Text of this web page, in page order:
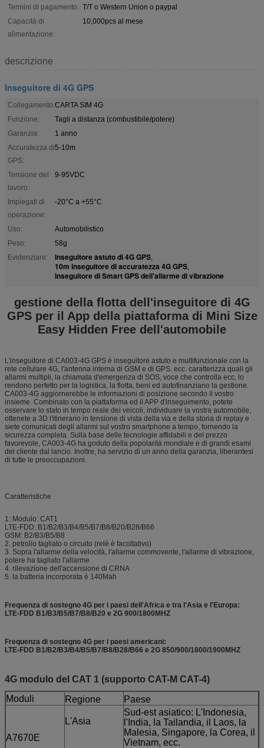
Termini di pagamento: T/T o Western Union o paypal
Capacità di
alimentazione:
10,000pcs al mese
descrizione
Inseguitore di 4G GPS
Collegamento:CARTA SIM 4G
Funzione:
Tagli a distanza (combustibile/potere)
Garanzia:
1 anno
Accuratezza di
GPS:
5-10m
Tensione del
lavoro:
9-95VDC
Impiegati di
operazione:
-20°C a +55°C
Uso:
Automobilistico
Peso:
58g
Evidenziare:
Inseguitore astuto di 4G GPS,
10m inseguitore di accuratezza 4G GPS,
Inseguitore di Smart GPS dell'allarme di vibrazione
gestione della flotta dell'inseguitore di 4G
GPS per il App della piattaforma di Mini Size
Easy Hidden Free dell'automobile
L'inseguitore di CA003-4G GPS è inseguitore astuto e multifunzionale con la
rete cellulare 4G, l'antenna interna di GSM e di GPS. ecc. caratterizza quali gli
allarmi multipli, la chiamata d'emergenza di SOS, voce che controlla ecc, lo
rendono perfetto per la logistica, la flotta, beni ed autofinanziano la gestione.
CA003-4G aggiornerebbe le informazioni di posizione secondo il vostro
insieme. Combinato con la piattaforma ed il APP d'inseguimento, potete
osservare lo stato in tempo reale dei veicoli, individuare la vostra automobile,
ottenete a 3D l'itinerario in tensione di vista della via e della storia di replay e
siete comunicati degli allarmi sul vostro smartphone a tempo, fornendo la
sicurezza completa. Sulla base delle tecnologie affidabili e del prezzo
favorevole, CA003-4G ha goduto della popolarità mondiale e di grandi esami
del cliente dal lancio. Inoltre, ha servizio di un anno della garanzia, liberantesi
di tutte le preoccupazioni.
Caratteristiche
1: Modulo: CAT1
LTE-FDD: B1/B2/B3/B4/B5/B7/B8/B20/B28/B66
GSM: B2/B3/B5/B8
2. petrolio tagliato o circuito (relè è facoltativo)
3. Sopra l'allarme della velocità, l'allarme commovente, l'allarme di vibrazione,
potere ha tagliato l'allarme
4. rilevazione dell'accensione di CRNA
5. la batteria incorporata è 140Mah
Frequenza di sostegno 4G per i paesi dell'Africa e tra l'Asia e l'Europa:
LTE-FDD B1/B3/B5/B7/B8/B20 e 2G 900/1800MHZ
Frequenza di sostegno 4G per i paesi americani:
LTE-FDD B1/B2/B3/B4/B5/B7/B8/B28/B66 e 2G 850/900/1800/1900MHZ
4G modulo del CAT 1 (supporto CAT-M CAT-4)
Moduli
Regione Paese
A7670E
L'Asia
Sud-est asiatico: L'Indonesia,
l'India, la Tailandia, il Laos, la
Malesia, Singapore, la Corea, il
Vietnam, ecc.